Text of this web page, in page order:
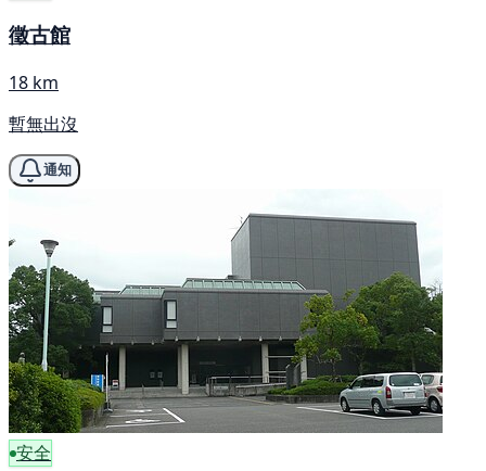
徵古館
18 km
暫無出沒
通知
安全